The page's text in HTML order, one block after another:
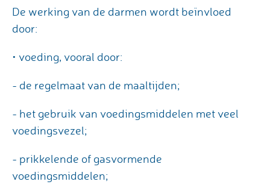
De werking van de darmen wordt beïnvloed
door:
• voeding, vooral door:
- de regelmaat van de maaltijden;
- het gebruik van voedingsmiddelen met veel
voedingsvezel;
- prikkelende of gasvormende
voedingsmiddelen;